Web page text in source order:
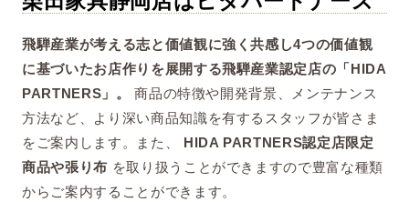
飛騨産業が考える志と価値観に強く共感し4つの価値観
に基づいたお店作りを展開する飛騨産業認定店の「HIDA
PARTNERS」。商品の特徴や開発背景、メンテナンス
方法など、より深い商品知識を有するスタッフが皆さま
をご案内します。また、
HIDA PARTNERS認定店限定
商品や張り布 を取り扱うことができますので豊富な種類
からご案内することができます。